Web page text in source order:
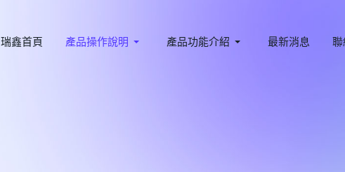
瑞鑫首頁 產品操作說明 產品功能介紹 最新消息